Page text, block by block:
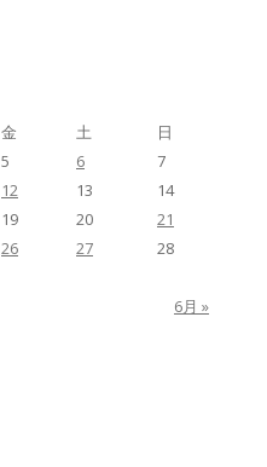
金 土 日
6月 »
5 6
7
12 13
14
19 20
21
26 27
28